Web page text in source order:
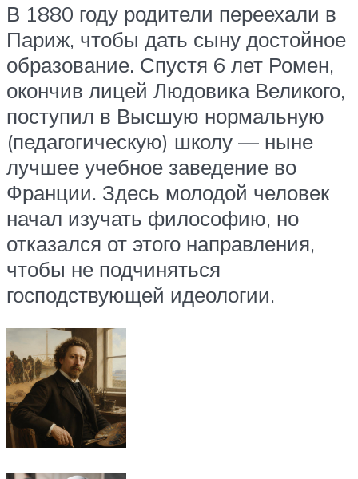
В 1880 году родители переехали в
Париж, чтобы дать сыну достойное
образование. Спустя 6 лет Ромен,
окончив лицей Людовика Великого,
поступил в Высшую нормальную
(педагогическую) школу — ныне
лучшее учебное заведение во
Франции. Здесь молодой человек
начал изучать философию, но
отказался от этого направления,
чтобы не подчиняться
господствующей идеологии.